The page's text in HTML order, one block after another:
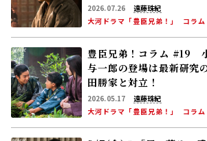
2026.07.26
遠藤珠紀
大河ドラマ「豊臣兄弟！」
コラム
豊臣兄弟！コラム #19
与一郎の登場は最新研
田勝家と対立！
2026.05.17
遠藤珠紀
大河ドラマ「豊臣兄弟！」
コラム